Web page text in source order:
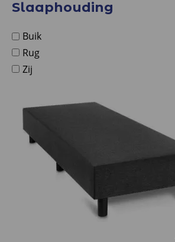
Slaaphouding
Buik
Rug
Zij